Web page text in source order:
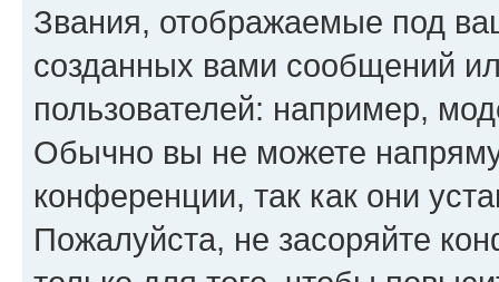
Звания, отображаемые под
созданных вами сообщений
пользователей: например,
Обычно вы не можете
конференции, так как они
Пожалуйста, не засоряйте